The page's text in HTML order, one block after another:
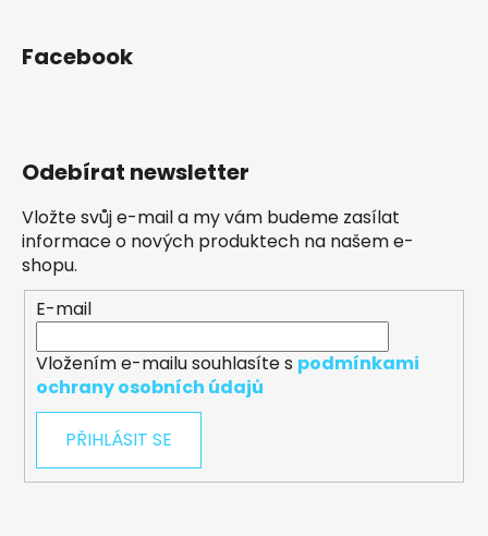
Facebook
Odebírat newsletter
Vložte svůj e-mail a my vám budeme zasílat
informace o nových produktech na našem e-
shopu.
E-mail
Vložením e-mailu souhlasíte s podmínkami
ochrany osobních údajů
PŘIHLÁSIT SE